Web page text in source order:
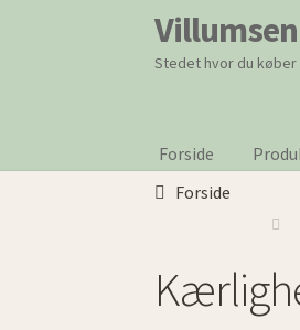
Spring
til
Spring
til
Stedet hvor du
Forside
Forside